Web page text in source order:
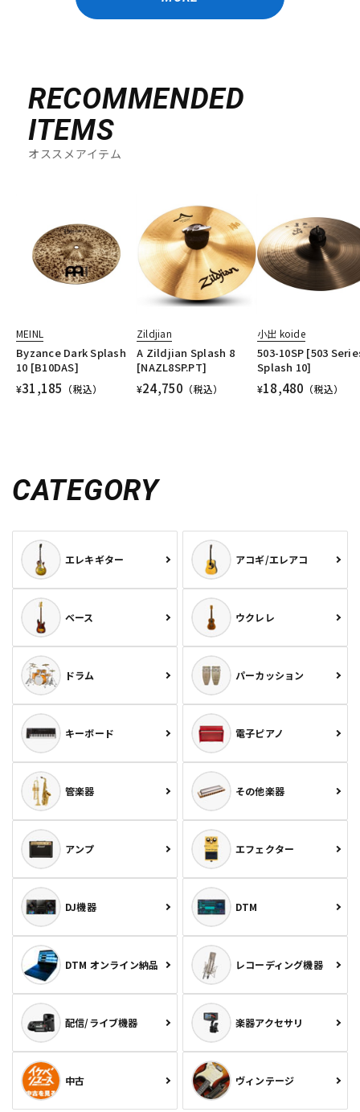
RECOMMENDED
ITEMS
オススメアイテム
MEINL
Byzance Dark Splash
10 [B10DAS]
¥31,185 （税込）
Zildjian
A Zildjian Splash 8
[NAZL8SP.PT]
¥24,750 （税込）
小出 koide
503-10SP [503
Splash 10]
¥18,480 （税込）
CATEGORY
エレキギター アコギ/エレアコ
ベース ウクレレ
ドラム パーカッション
キーボード 電子ピアノ
管楽器 その他楽器
アンプ エフェクター
DJ機器 DTM
DTM オンライン納品 レコーディング機器
配信/ライブ機器 楽器アクセサリ
中古 ヴィンテージ